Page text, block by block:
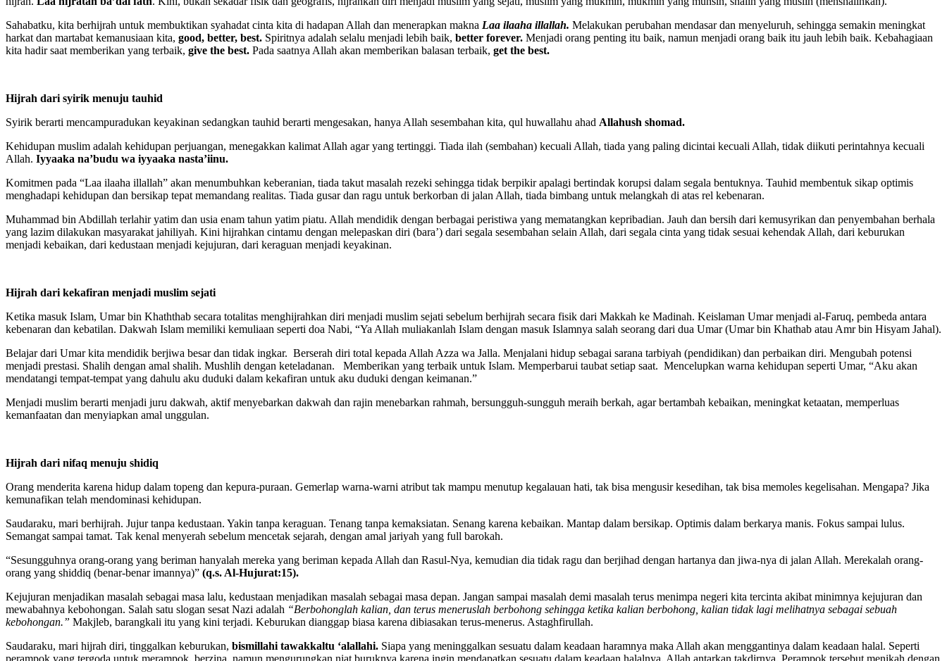
Sahabatku, kita berhijrah untuk membuktikan syahadat cinta kita di hadapan Allah dan menerapkan makna Laa ilaaha illallah. Melakukan perubahan mendasar dan menyeluruh, sehingga semakin meningkat
harkat dan martabat kemanusiaan kita, good, better, best. Spiritnya adalah selalu menjadi lebih baik, better forever. Menjadi orang penting itu baik, namun menjadi orang baik itu jauh lebih baik. Kebahagiaan
kita hadir saat memberikan yang terbaik, give the best. Pada saatnya Allah akan memberikan balasan terbaik, get the best.
Hijrah dari syirik menuju tauhid
Syirik berarti mencampuradukan keyakinan sedangkan tauhid berarti mengesakan, hanya Allah sesembahan kita, qul huwallahu ahad Allahush shomad.
Kehidupan muslim adalah kehidupan perjuangan, menegakkan kalimat Allah agar yang tertinggi. Tiada ilah (sembahan) kecuali Allah, tiada yang paling dicintai kecuali Allah, tidak diikuti perintahnya kecuali
Allah. Iyyaaka na’budu wa iyyaaka nasta’iinu.
Komitmen pada “Laa ilaaha illallah” akan menumbuhkan keberanian, tiada takut masalah rezeki sehingga tidak berpikir apalagi bertindak korupsi dalam segala bentuknya. Tauhid membentuk sikap optimis
menghadapi kehidupan dan bersikap tepat memandang realitas. Tiada gusar dan ragu untuk berkorban di jalan Allah, tiada bimbang untuk melangkah di atas rel kebenaran.
Muhammad bin Abdillah terlahir yatim dan usia enam tahun yatim piatu. Allah mendidik dengan berbagai peristiwa yang mematangkan kepribadian. Jauh dan bersih dari kemusyrikan dan penyembahan berhala
yang lazim dilakukan masyarakat jahiliyah. Kini hijrahkan cintamu dengan melepaskan diri (bara’) dari segala sesembahan selain Allah, dari segala cinta yang tidak sesuai kehendak Allah, dari keburukan
menjadi kebaikan, dari kedustaan menjadi kejujuran, dari keraguan menjadi keyakinan.
Hijrah dari kekafiran menjadi muslim sejati
Ketika masuk Islam, Umar bin Khaththab secara totalitas menghijrahkan diri menjadi muslim sejati sebelum berhijrah secara fisik dari Makkah ke Madinah. Keislaman Umar menjadi al-Faruq, pembeda antara
kebenaran dan kebatilan. Dakwah Islam memiliki kemuliaan seperti doa Nabi, “Ya Allah muliakanlah Islam dengan masuk Islamnya salah seorang dari dua Umar (Umar bin Khathab atau Amr bin Hisyam Jahal).
Belajar dari Umar kita mendidik berjiwa besar dan tidak ingkar. Berserah diri total kepada Allah Azza wa Jalla. Menjalani hidup sebagai sarana tarbiyah (pendidikan) dan perbaikan diri. Mengubah potensi
menjadi prestasi. Shalih dengan amal shalih. Mushlih dengan keteladanan. Memberikan yang terbaik untuk Islam. Memperbarui taubat setiap saat. Mencelupkan warna kehidupan seperti Umar, “Aku akan
mendatangi tempat-tempat yang dahulu aku duduki dalam kekafiran untuk aku duduki dengan keimanan.”
Menjadi muslim berarti menjadi juru dakwah, aktif menyebarkan dakwah dan rajin menebarkan rahmah, bersungguh-sungguh meraih berkah, agar bertambah kebaikan, meningkat ketaatan, memperluas
kemanfaatan dan menyiapkan amal unggulan.
Hijrah dari nifaq menuju shidiq
Orang menderita karena hidup dalam topeng dan kepura-puraan. Gemerlap warna-warni atribut tak mampu menutup kegalauan hati, tak bisa mengusir kesedihan, tak bisa memoles kegelisahan. Mengapa? Jika
kemunafikan telah mendominasi kehidupan.
Saudaraku, mari berhijrah. Jujur tanpa kedustaan. Yakin tanpa keraguan. Tenang tanpa kemaksiatan. Senang karena kebaikan. Mantap dalam bersikap. Optimis dalam berkarya manis. Fokus sampai lulus.
Semangat sampai tamat. Tak kenal menyerah sebelum mencetak sejarah, dengan amal jariyah yang full barokah.
“Sesungguhnya orang-orang yang beriman hanyalah mereka yang beriman kepada Allah dan Rasul-Nya, kemudian dia tidak ragu dan berjihad dengan hartanya dan jiwa-nya di jalan Allah. Merekalah orang-
orang yang shiddiq (benar-benar imannya)” (q.s. Al-Hujurat:15).
Kejujuran menjadikan masalah sebagai masa lalu, kedustaan menjadikan masalah sebagai masa depan. Jangan sampai masalah demi masalah terus menimpa negeri kita tercinta akibat minimnya kejujuran dan
mewabahnya kebohongan. Salah satu slogan sesat Nazi adalah “Berbohonglah kalian, dan terus meneruslah berbohong sehingga ketika kalian berbohong, kalian tidak lagi melihatnya sebagai sebuah
kebohongan.” Makjleb, barangkali itu yang kini terjadi. Keburukan dianggap biasa karena dibiasakan terus-menerus. Astaghfirullah.
Saudaraku, mari hijrah diri, tinggalkan keburukan, bismillahi tawakkaltu ‘alallahi. Siapa yang meninggalkan sesuatu dalam keadaan haramnya maka Allah akan menggantinya dalam keadaan halal. Seperti
perampok yang tergoda untuk merampok, berzina, namun mengurungkan niat buruknya karena ingin mendapatkan sesuatu dalam keadaan halalnya. Allah antarkan takdirnya. Perampok tersebut menikah dengan